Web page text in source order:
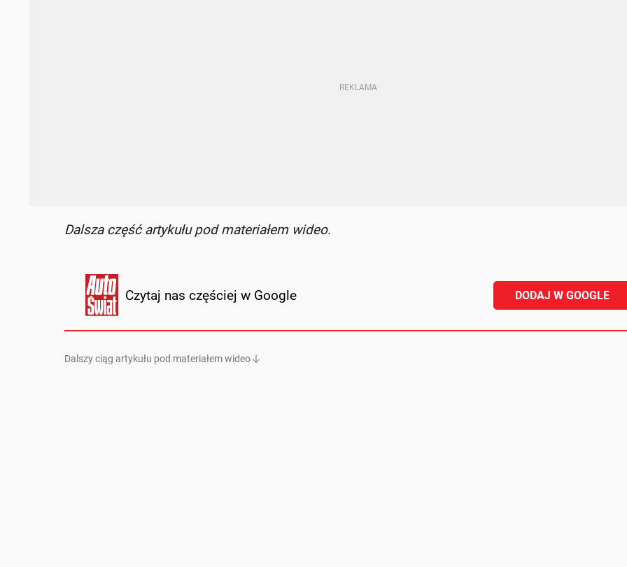
Dalsza część artykułu pod materiałem wideo.
Czytaj nas częściej w Google DODAJ W GOOGLE
Dalszy ciąg artykułu pod materiałem wideo